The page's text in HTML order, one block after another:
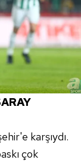
karşıydı.
çok